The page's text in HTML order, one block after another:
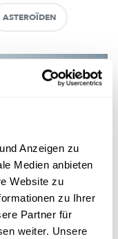
Anzeigen zu
Medien anbieten
Website zu
zu Ihrer
Partner für
weiter. Unsere
ASTEROÏDEN